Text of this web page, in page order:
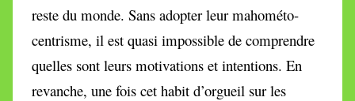
reste du monde. Sans adopter leur mahométo-
centrisme, il est quasi impossible de comprendre
quelles sont leurs motivations et intentions. En
revanche, une fois cet habit d’orgueil sur les